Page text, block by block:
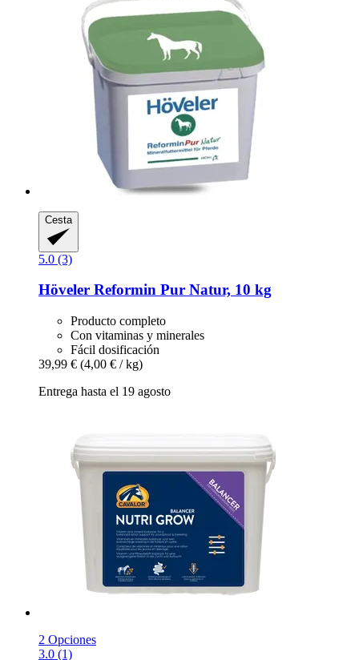
Cesta
5.0 (3)
Höveler Reformin Pur Natur, 10 kg
Producto completo
Con vitaminas y minerales
Fácil dosificación
39,99 € (4,00 € / kg)
Entrega hasta el 19 agosto
2 Opciones
3.0 (1)